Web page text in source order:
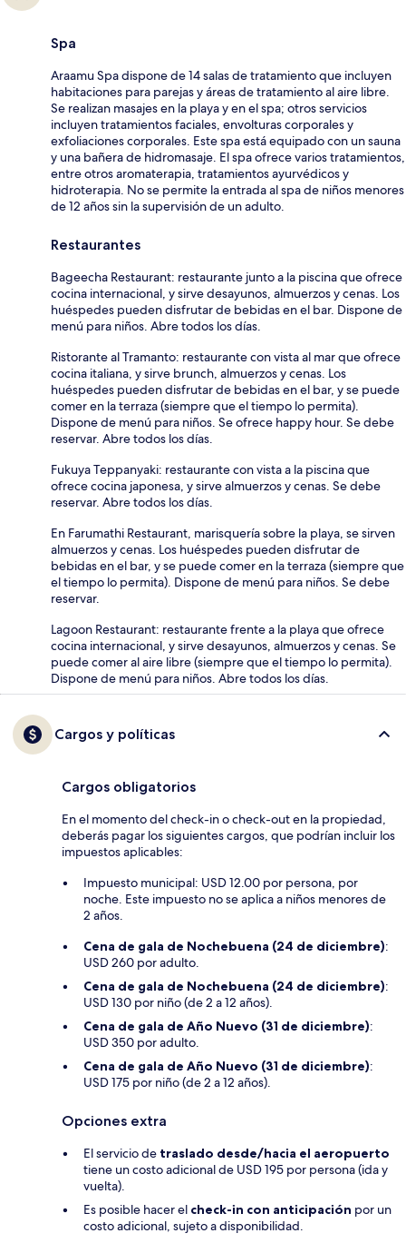
Spa
Araamu Spa dispone de 14 salas de tratamiento que incluyen
habitaciones para parejas y áreas de tratamiento al aire libre.
Se realizan masajes en la playa y en el spa; otros servicios
incluyen tratamientos faciales, envolturas corporales y
exfoliaciones corporales. Este spa está equipado con un sauna
y una bañera de hidromasaje. El spa ofrece varios tratamientos,
entre otros aromaterapia, tratamientos ayurvédicos y
hidroterapia. No se permite la entrada al spa de niños menores
de 12 años sin la supervisión de un adulto.
Restaurantes
Bageecha Restaurant: restaurante junto a la piscina que ofrece
cocina internacional, y sirve desayunos, almuerzos y cenas. Los
huéspedes pueden disfrutar de bebidas en el bar. Dispone de
menú para niños. Abre todos los días.
Ristorante al Tramanto: restaurante con vista al mar que ofrece
cocina italiana, y sirve brunch, almuerzos y cenas. Los
huéspedes pueden disfrutar de bebidas en el bar, y se puede
comer en la terraza (siempre que el tiempo lo permita).
Dispone de menú para niños. Se ofrece happy hour. Se debe
reservar. Abre todos los días.
Fukuya Teppanyaki: restaurante con vista a la piscina que
ofrece cocina japonesa, y sirve almuerzos y cenas. Se debe
reservar. Abre todos los días.
En Farumathi Restaurant, marisquería sobre la playa, se sirven
almuerzos y cenas. Los huéspedes pueden disfrutar de
bebidas en el bar, y se puede comer en la terraza (siempre que
el tiempo lo permita). Dispone de menú para niños. Se debe
reservar.
Lagoon Restaurant: restaurante frente a la playa que ofrece
cocina internacional, y sirve desayunos, almuerzos y cenas. Se
puede comer al aire libre (siempre que el tiempo lo permita).
Dispone de menú para niños. Abre todos los días.
Cargos y políticas
Cargos obligatorios
En el momento del check-in o check-out en la propiedad,
deberás pagar los siguientes cargos, que podrían incluir los
impuestos aplicables:
Impuesto municipal: USD 12.00 por persona, por
noche. Este impuesto no se aplica a niños menores de
2 años.
Cena de gala de Nochebuena (24 de diciembre):
USD 260 por adulto.
Cena de gala de Nochebuena (24 de diciembre):
USD 130 por niño (de 2 a 12 años).
Cena de gala de Año Nuevo (31 de diciembre):
USD 350 por adulto.
Cena de gala de Año Nuevo (31 de diciembre):
USD 175 por niño (de 2 a 12 años).
Opciones extra
El servicio de traslado desde/hacia el aeropuerto
tiene un costo adicional de USD 195 por persona (ida y
vuelta).
Es posible hacer el check-in con anticipación por un
costo adicional, sujeto a disponibilidad.